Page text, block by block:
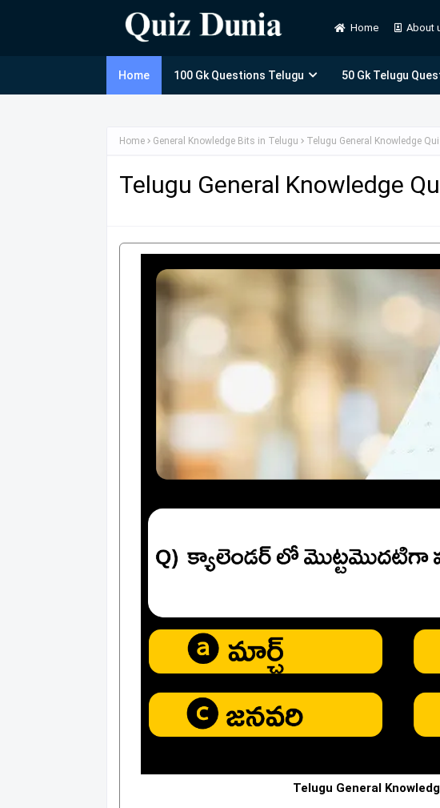
Home About
Home 100 Gk Questions Telugu 50 Gk Telugu
Home General Knowledge Bits in Telugu Telugu General Knowledge
Telugu General Knowledge
Telugu General